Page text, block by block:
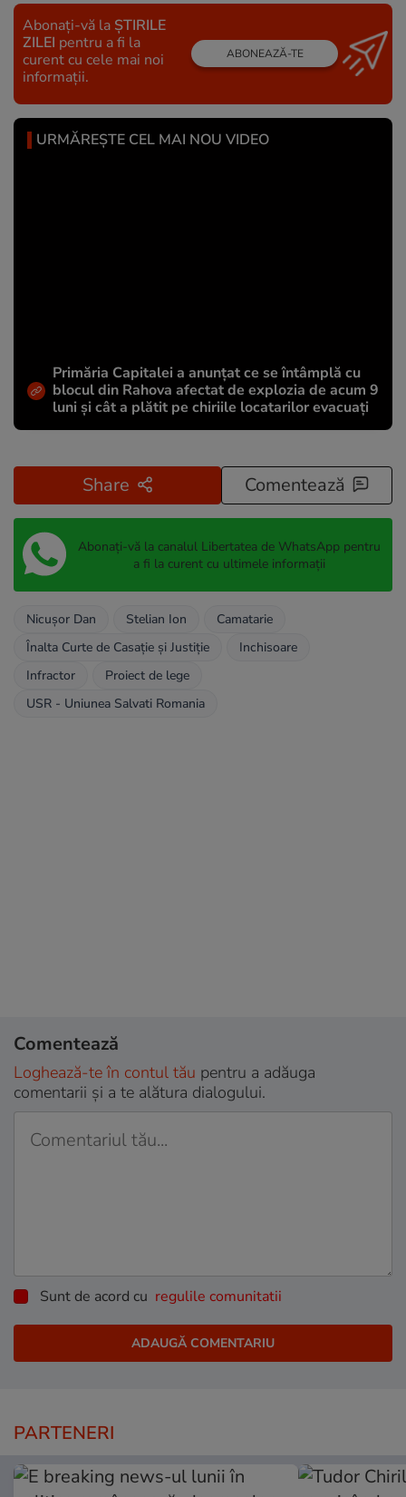
Abonați-vă la ȘTIRILE
ZILEI pentru a fi la
curent cu cele mai noi
informații.
ABONEAZĂ-TE
URMĂREȘTE CEL MAI NOU VIDEO
Primăria Capitalei a anunțat ce se întâmplă cu
blocul din Rahova afectat de explozia de acum 9
luni și cât a plătit pe chiriile locatarilor evacuați
Share Comentează
Abonați-vă la canalul Libertatea de WhatsApp pentru
a fi la curent cu ultimele informații
Nicușor Dan Stelian Ion
Camatarie
Înalta Curte de Casaţie şi Justiţie
Inchisoare
Infractor
Proiect de lege
USR - Uniunea Salvati Romania
Comentează
Loghează-te în contul tău pentru a adăuga
comentarii și a te alătura dialogului.
Sunt de acord cu regulile comunitatii
PARTENERI